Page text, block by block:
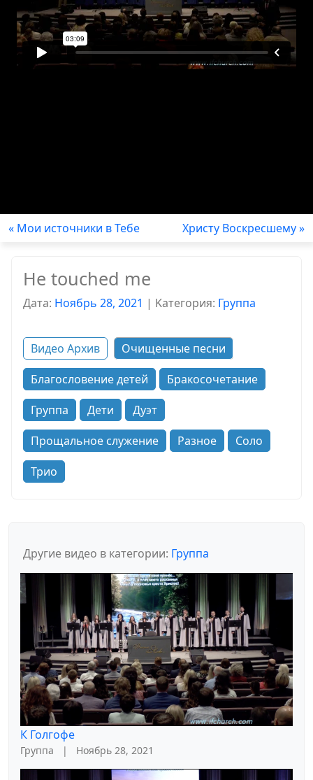
« Мои источники в Тебе Христу Воскресшему »
He touched me
Дата: Ноябрь 28, 2021 | Kатегория: Группа
Видео Архив
Очищенные песни
Благословение детей
Бракосочетание
Группа
Дети
Дуэт
Прощальное служение
Разное
Соло
Трио
Другие видео в категории: Группа
К Голгофе
Группа | Ноябрь 28, 2021